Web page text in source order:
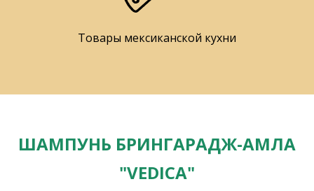
Товары мексиканской кухни
ШАМПУНЬ БРИНГАРАДЖ-АМЛА
"VEDICA"